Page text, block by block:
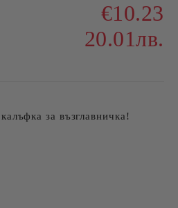
€10.23
20.01лв.
за възглавничка!